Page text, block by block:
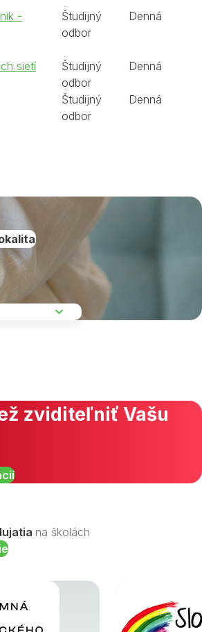
-
Študijný
odbor
Denná
sietí
Študijný
odbor
Denná
Študijný
odbor
Denná
odbory »
zviditeľniť Vašu
na školách